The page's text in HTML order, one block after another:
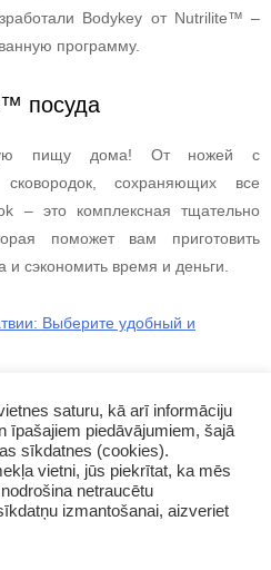
Bodykey от Nutrilite™ –
программу.
посуда
пищу дома! От ножей с
сохраняющих все
– это комплексная тщательно
поможет вам приготовить
сэкономить время и деньги.
Выберите удобный и
AMWAY продукты. В этой
онлайн-покупок на
GrupasDarbs.lv
saturu, kā arī informāciju
īpašajiem piedāvājumiem, šajā
sīkdatnes (cookies).
vietni, jūs piekrītat, ka mēs
netraucētu
izmantošanai, aizveriet